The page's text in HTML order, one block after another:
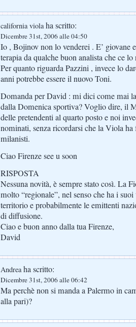
california violaha scritto:
Dicembre 31st, 2006 alle 04:50
Io , Bojinov non lo venderei . E’ giovane
terapia da qualche buon analista che ce
Per quanto riguarda Pazzini , invece lo
anni potrebbe essere il nuovo Toni.
Domanda per David : mi dici come mai
dalla Domenica sportiva? Voglio dire, il
delle pretendenti al quarto posto e noi
nominati, senza ricordarsi che la Viola ha
milanisti.
Ciao Firenze see u soon
RISPOSTA
Nessuna novità, è sempre stato così. La
molto “regionale”, nel senso che ha i
territorio e probabilmente le emittenti
di diffusione.
Ciao e buon anno dalla tua Firenze,
David
Andreaha scritto:
Dicembre 31st, 2006 alle 06:42
Ma perchè non si manda a Palermo in
alla pari)?